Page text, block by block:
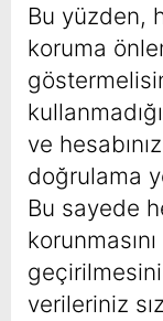
Bu yüzden,
koruma
ve
doğrulama
Bu sayede
geçirilmesini
verileriniz